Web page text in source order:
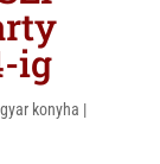
ig
konyha |